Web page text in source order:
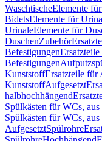
WaschtischeElemente
BidetsElemente für
UrinaleElemente für
DuschenZubehör
Befestigungen
Befestigungen
KunststoffErsatzteile für
KunststoffAufgesetzt
halbhochhängend
Spülkästen für WCs,
Spülkästen für WCs,
AufgesetztSpülrohre